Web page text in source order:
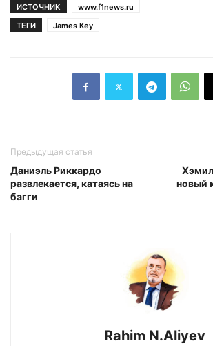
ИСТОЧНИК
www.f1news.ru
ТЕГИ
James Key
Предыдущая статья
Даниэль Риккардо
развлекается, катаясь на
багги
новый
Rahim N.Aliyev